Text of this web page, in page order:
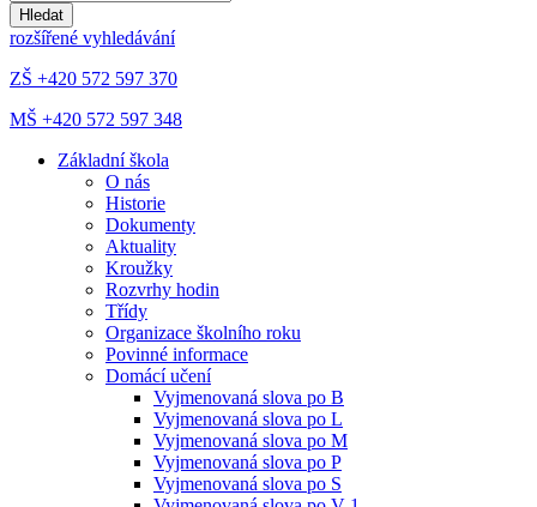
Hledat
rozšířené vyhledávání
ZŠ +420 572 597 370
MŠ +420 572 597 348
Základní škola
O nás
Historie
Dokumenty
Aktuality
Kroužky
Rozvrhy hodin
Třídy
Organizace školního roku
Povinné informace
Domácí učení
Vyjmenovaná slova po B
Vyjmenovaná slova po L
Vyjmenovaná slova po M
Vyjmenovaná slova po P
Vyjmenovaná slova po S